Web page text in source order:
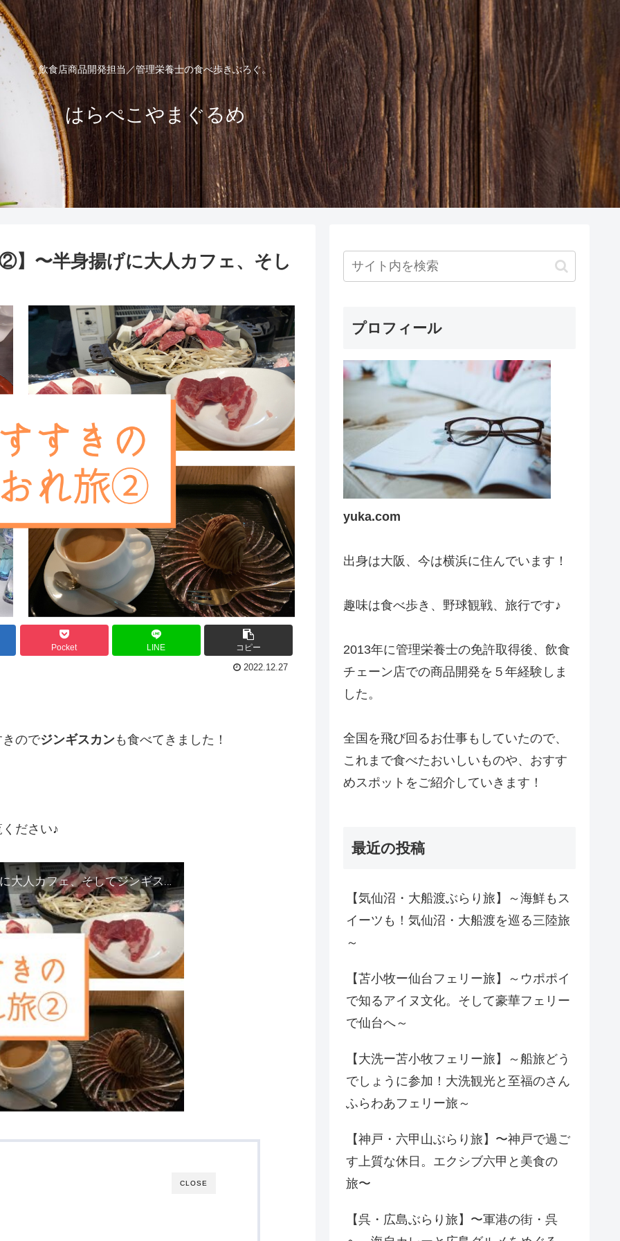
飲食店商品開発担当／管理栄養士の食べ歩きぶろぐ。
はらぺこやまぐるめ
】〜半身揚げに大人カフェ、そし
Pocket LINE コピー
2022.12.27
のでジンギスカンも食べてきました！
ださい♪
【小樽・すすきの食いだおれ旅②】〜半身揚げに大人カフェ、そしてジンギスカンを〜
CLOSE
プロフィール
yuka.com
出身は大阪、今は横浜に住んでいます！
趣味は食べ歩き、野球観戦、旅行です♪
2013年に管理栄養士の免許取得後、飲食
チェーン店での商品開発を５年経験しま
した。
全国を飛び回るお仕事もしていたので、
これまで食べたおいしいものや、おすす
めスポットをご紹介していきます！
最近の投稿
【気仙沼・大船渡ぶらり旅】～海鮮もス
イーツも！気仙沼・大船渡を巡る三陸旅
～
【苫小牧ー仙台フェリー旅】～ウポポイ
で知るアイヌ文化。そして豪華フェリー
で仙台へ～
【大洗ー苫小牧フェリー旅】～船旅どう
でしょうに参加！大洗観光と至福のさん
ふらわあフェリー旅～
【神戸・六甲山ぶらり旅】〜神戸で過ご
す上質な休日。エクシブ六甲と美食の
旅〜
【呉・広島ぶらり旅】〜軍港の街・呉